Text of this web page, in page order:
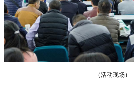
（活动现场）